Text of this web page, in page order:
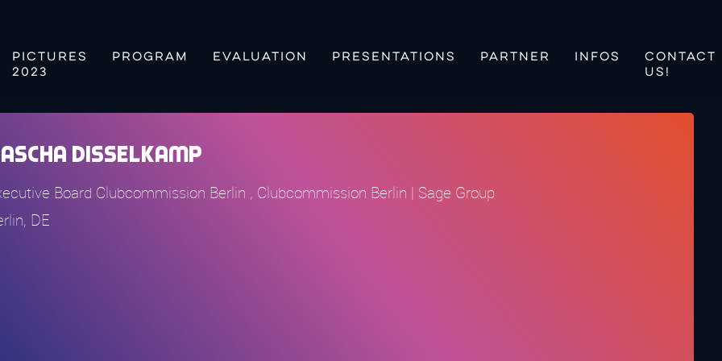
PICTURES
2023
PROGRAM EVALUATION PRESENTATIONS PARTNER INFOS
CONTACT
US!
Disselkamp
Board Clubcommission Berlin , Clubcommission Berlin | Sage Group
DE